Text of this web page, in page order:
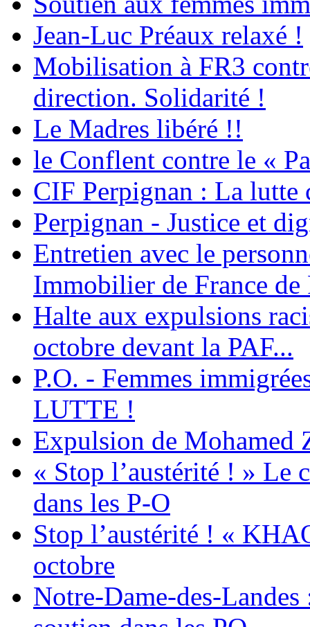
Jean-Luc Préaux relaxé !
Mobilisation à FR3
direction. Solidarité !
Le Madres libéré !!
le Conflent contre le «
CIF Perpignan : La lutte
Perpignan - Justice et
Entretien avec le
Immobilier de France de
Halte aux expulsions
octobre devant la PAF...
P.O. - Femmes
LUTTE !
Expulsion de Mohamed
« Stop l’austérité ! » Le
dans les P-O
Stop l’austérité ! «
octobre
Notre-Dame-des-